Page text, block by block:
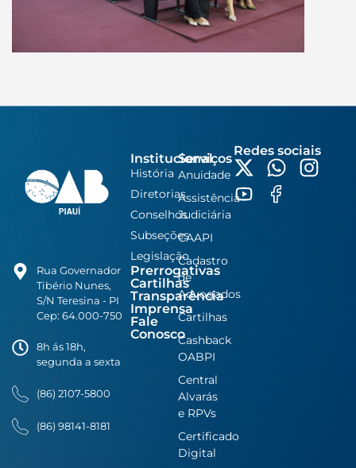
Rua Governador
Tibério Nunes,
S/N Teresina - PI
Cep: 64.000-750
8h ás 18h,
segunda a sexta
(86) 2107-5800
(86) 98141-8181
Institucional
História
Diretorias
Conselhos
Subseções
Legislação
Prerrogativas
Cartilhas
Transparência
Imprensa
Fale
Conosco
Serviços
Anuidade
Assistência
Judiciária
CAAPI
Cadastro
de
Advogados
Cartilhas
Cashback
OABPI
Central
Alvarás
e RPVs
Certificado
Digital
Redes sociais